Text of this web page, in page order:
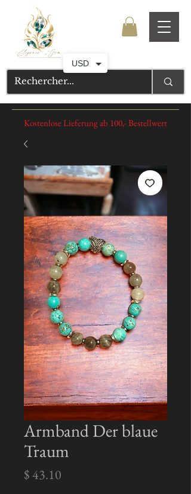
Kostenlose Lieferung ab 100,- Bestellwert
Armband Der blaue
Traum
$ 43.10
USD